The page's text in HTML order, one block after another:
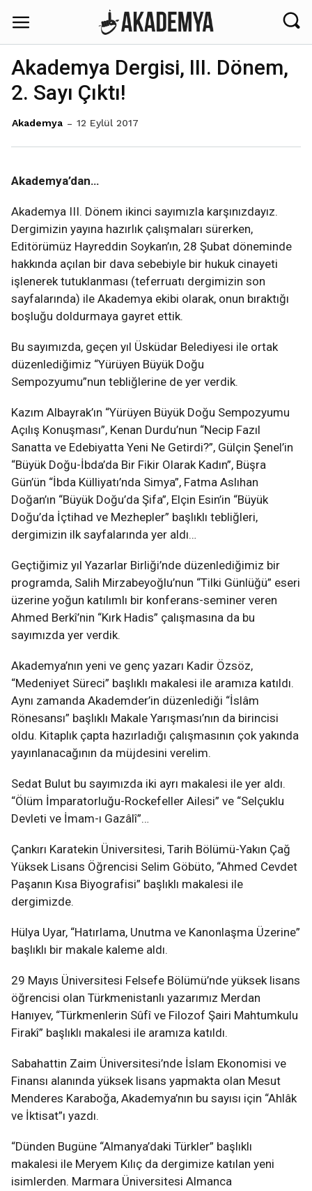
Akademya Dergisi, III. Dönem,
2. Sayı Çıktı!
Akademya 12 Eylül 2017
Akademya’dan…
Akademya III. Dönem ikinci sayımızla karşınızdayız.
Dergimizin yayına hazırlık çalışmaları sürerken,
Editörümüz Hayreddin Soykan’ın, 28 Şubat döneminde
hakkında açılan bir dava sebebiyle bir hukuk cinayeti
işlenerek tutuklanması (teferruatı dergimizin son
sayfalarında) ile Akademya ekibi olarak, onun bıraktığı
boşluğu doldurmaya gayret ettik.
Bu sayımızda, geçen yıl Üsküdar Belediyesi ile ortak
düzenlediğimiz “Yürüyen Büyük Doğu
Sempozyumu”nun tebliğlerine de yer verdik.
Kazım Albayrak’ın “Yürüyen Büyük Doğu Sempozyumu
Açılış Konuşması”, Kenan Durdu’nun “Necip Fazıl
Sanatta ve Edebiyatta Yeni Ne Getirdi?”, Gülçin Şenel’in
“Büyük Doğu-İbda’da Bir Fikir Olarak Kadın”, Büşra
Gün’ün “İbda Külliyatı’nda Simya”, Fatma Aslıhan
Doğan’ın “Büyük Doğu’da Şifa”, Elçin Esin’in “Büyük
Doğu’da İçtihad ve Mezhepler” başlıklı tebliğleri,
dergimizin ilk sayfalarında yer aldı…
Geçtiğimiz yıl Yazarlar Birliği’nde düzenlediğimiz bir
programda, Salih Mirzabeyoğlu’nun “Tilki Günlüğü” eseri
üzerine yoğun katılımlı bir konferans-seminer veren
Ahmed Berkî’nin “Kırk Hadis” çalışmasına da bu
sayımızda yer verdik.
Akademya’nın yeni ve genç yazarı Kadir Özsöz,
“Medeniyet Süreci” başlıklı makalesi ile aramıza katıldı.
Aynı zamanda Akademder’in düzenlediği “İslâm
Rönesansı” başlıklı Makale Yarışması’nın da birincisi
oldu. Kitaplık çapta hazırladığı çalışmasının çok yakında
yayınlanacağının da müjdesini verelim.
Sedat Bulut bu sayımızda iki ayrı makalesi ile yer aldı.
“Ölüm İmparatorluğu-Rockefeller Ailesi” ve “Selçuklu
Devleti ve İmam-ı Gazâlî”…
Çankırı Karatekin Üniversitesi, Tarih Bölümü-Yakın Çağ
Yüksek Lisans Öğrencisi Selim Göbüto, “Ahmed Cevdet
Paşanın Kısa Biyografisi” başlıklı makalesi ile
dergimizde.
Hülya Uyar, “Hatırlama, Unutma ve Kanonlaşma Üzerine”
başlıklı bir makale kaleme aldı.
29 Mayıs Üniversitesi Felsefe Bölümü’nde yüksek lisans
öğrencisi olan Türkmenistanlı yazarımız Merdan
Hanıyev, “Türkmenlerin Sûfî ve Filozof Şairi Mahtumkulu
Firakî” başlıklı makalesi ile aramıza katıldı.
Sabahattin Zaim Üniversitesi’nde İslam Ekonomisi ve
Finansı alanında yüksek lisans yapmakta olan Mesut
Menderes Karaboğa, Akademya’nın bu sayısı için “Ahlâk
ve İktisat”ı yazdı.
“Dünden Bugüne “Almanya’daki Türkler” başlıklı
makalesi ile Meryem Kılıç da dergimize katılan yeni
isimlerden. Marmara Üniversitesi Almanca